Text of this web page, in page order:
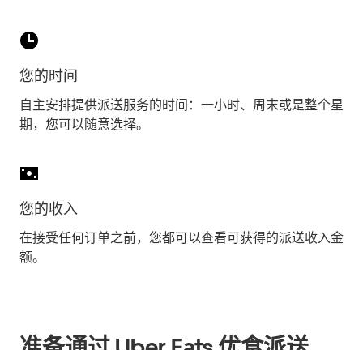
您的时间
自主安排提供派送服务的时间：一小时、周末或是整个星
期，您可以随意选择。
您的收入
在接受任何订单之前，您都可以查看可获得的派送收入金
额。